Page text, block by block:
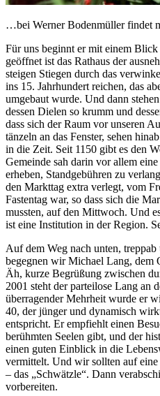
…bei Werner Bodenmüller findet
Für uns beginnt er mit einem
geöffnet ist das Rathaus der
steigen Stiegen durch das
ins 15. Jahrhundert reichen, das
umgebaut wurde. Und dann
dessen Dielen so krumm und
dass sich der Raum vor unseren
tänzeln an das Fenster, sehen
in die Zeit. Seit 1150 gibt es den
Gemeinde sah darin vor allem
erheben, Standgebühren zu
den Markttag extra verlegt, vom
Fastentag war, so dass sich die
mussten, auf den Mittwoch. Und
ist eine Institution in der Region.
Auf dem Weg nach unten,
begegnen wir Michael Lang, dem
Äh, kurze Begrüßung zwischen
2001 steht der parteilose Lang an
überragender Mehrheit wurde er
40, der jünger und dynamisch
entspricht. Er empfiehlt einen
berühmten Seelen gibt, und der
einen guten Einblick in die
vermittelt. Und wir sollten auf eine
– das „Schwätzle“. Dann
vorbereiten.